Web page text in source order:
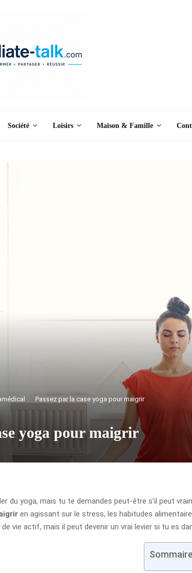
Société Loisirs Maison & Famille
Passez par la case yoga pour maigrir
yoga pour maigrir
du yoga, mais tu te demandes peut-être s’il peut
en agissant sur le stress, les habitudes
vie actif, mais il peut devenir un vrai levier si tu es
Sommaire